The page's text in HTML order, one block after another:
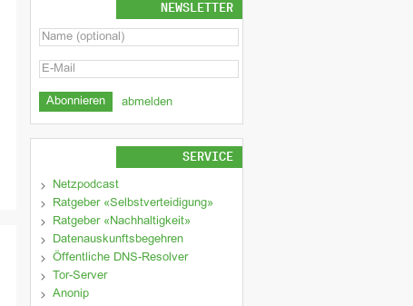
NEWSLETTER
abmelden
SERVICE
Netzpodcast
Ratgeber «Selbstverteidigung»
Ratgeber «Nachhaltigkeit»
Datenauskunftsbegehren
Öffentliche DNS-Resolver
Tor-Server
Anonip